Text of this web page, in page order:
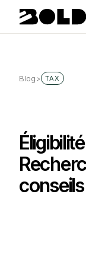
Blog> TAX